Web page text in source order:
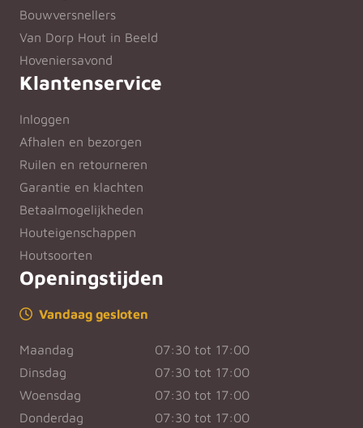
Bouwversnellers
Van Dorp Hout in Beeld
Hoveniersavond
Klantenservice
Inloggen
Afhalen en bezorgen
Ruilen en retourneren
Garantie en klachten
Betaalmogelijkheden
Houteigenschappen
Houtsoorten
Openingstijden
Vandaag gesloten
Maandag
07:30 tot 17:00
Dinsdag
07:30 tot 17:00
Woensdag
07:30 tot 17:00
Donderdag
07:30 tot 17:00